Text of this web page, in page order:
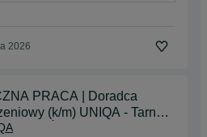
2026
PRACA | Doradca
(k/m) UNIQA - Tarnów
DOŚWIADCZENA